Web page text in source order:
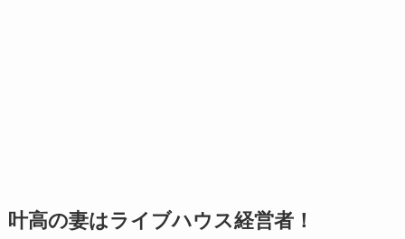
叶高の妻はライブハウス経営者！